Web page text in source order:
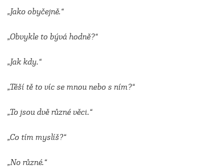
„Jako obyčejně.“
„Obvykle to bývá hodně?“
„Jak kdy.“
„Těší tě to víc se mnou nebo s ním?“
„To jsou dvě různé věci.“
„Co tím myslíš?“
„No různé.“